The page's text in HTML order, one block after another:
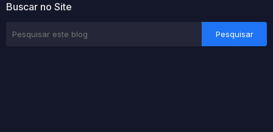
Buscar no Site